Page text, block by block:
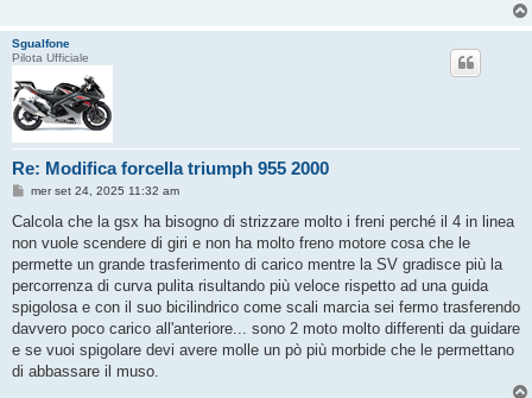
Sgualfone
Pilota Ufficiale
Re: Modifica forcella triumph 955 2000
M
s
a
g
i
o
mer set 24, 2025 11:32 am
Calcola che la gsx ha bisogno di strizzare molto i freni perché il 4 in linea
non vuole scendere di giri e non ha molto freno motore cosa che le
permette un grande trasferimento di carico mentre la SV gradisce più la
percorrenza di curva pulita risultando più veloce rispetto ad una guida
spigolosa e con il suo bicilindrico come scali marcia sei fermo trasferendo
davvero poco carico all'anteriore... sono 2 moto molto differenti da guidare
e se vuoi spigolare devi avere molle un pò più morbide che le permettano
di abbassare il muso.